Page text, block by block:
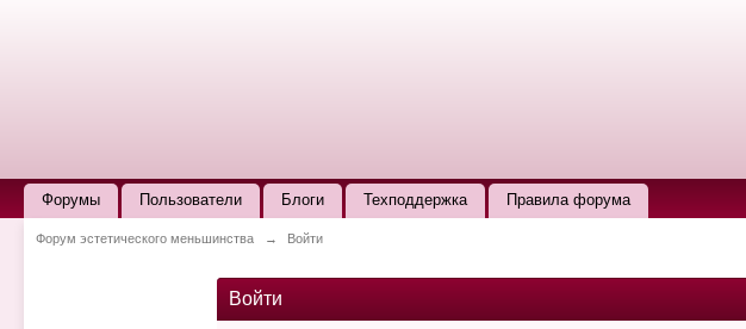
Форумы Пользователи Блоги Техподдержка Правила форума
Форум эстетического меньшинства → Войти
Войти